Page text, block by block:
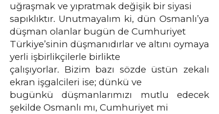
uğraşmak ve yıpratmak değişik bir siyasi
sapıklıktır. Unutmayalım ki, dün Osmanlı’ya
düşman olanlar bugün de Cumhuriyet
Türkiye’sinin düşmanıdırlar ve altını oymaya
yerli işbirlikçilerle birlikte
çalışıyorlar. Bizim bazı sözde üstün zekalı
ekran işgalcileri ise; dünkü ve
bugünkü düşmanlarımızı mutlu edecek
şekilde Osmanlı mı, Cumhuriyet mi